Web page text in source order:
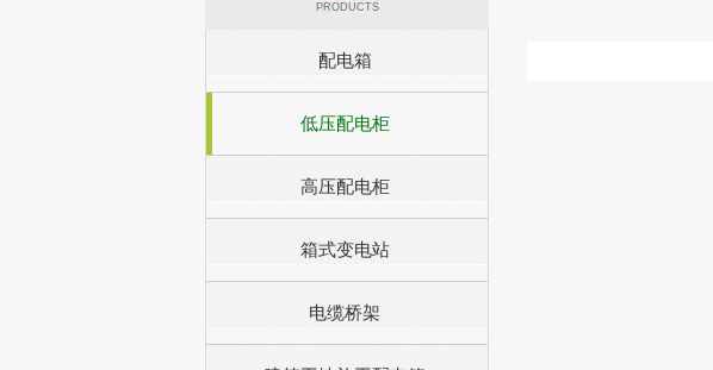
PRODUCTS
配电箱
低压配电柜
高压配电柜
箱式变电站
电缆桥架